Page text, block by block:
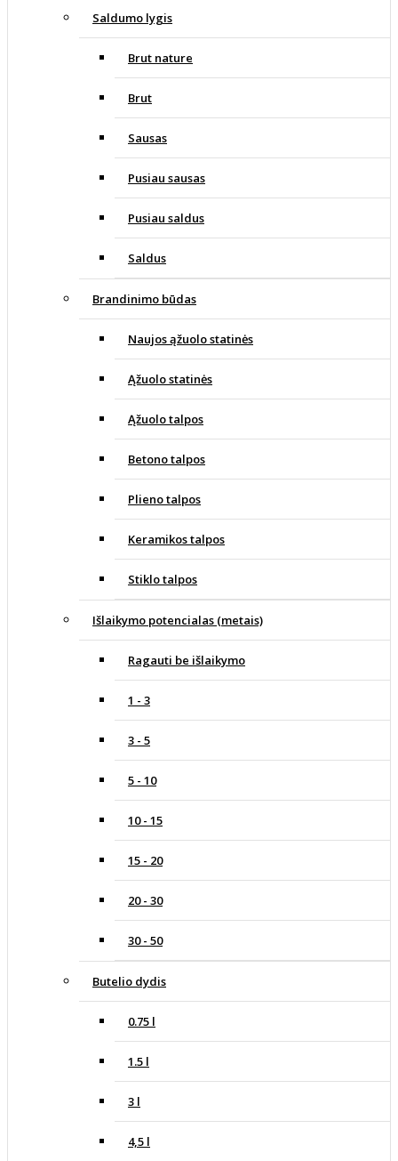
Saldumo lygis
Brut nature
Brut
Sausas
Pusiau sausas
Pusiau saldus
Saldus
Brandinimo būdas
Naujos ąžuolo statinės
Ąžuolo statinės
Ąžuolo talpos
Betono talpos
Plieno talpos
Keramikos talpos
Stiklo talpos
Išlaikymo potencialas (metais)
Ragauti be išlaikymo
1 - 3
3 - 5
5 - 10
10 - 15
15 - 20
20 - 30
30 - 50
Butelio dydis
0.75 l
1.5 l
3 l
4,5 l